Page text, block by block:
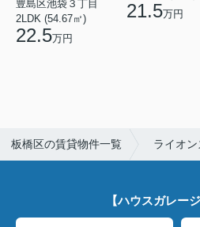
豊島区池袋３丁目
2LDK (54.67㎡)
22.5万円
21.5万円
板橋区の賃貸物件一覧 ライオ
【ハウスガレー